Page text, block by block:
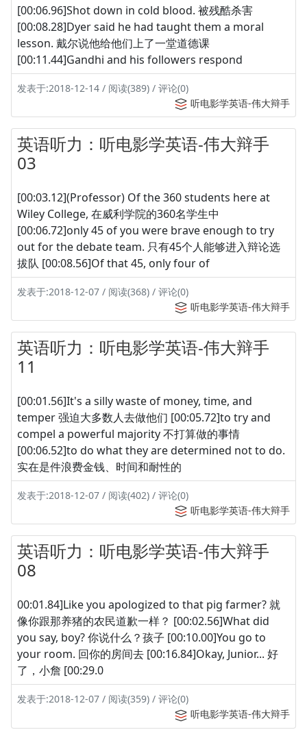
[00:06.96]Shot down in cold blood. 被残酷杀害
[00:08.28]Dyer said he had taught them a moral
lesson. 戴尔说他给他们上了一堂道德课
[00:11.44]Gandhi and his followers respond
发表于:2018-12-14 / 阅读(389) / 评论(0)
听电影学英语-伟大辩手
英语听力：听电影学英语-伟大辩手
03
[00:03.12](Professor) Of the 360 students here at
Wiley College, 在威利学院的360名学生中
[00:06.72]only 45 of you were brave enough to try
out for the debate team. 只有45个人能够进入辩论选
拔队 [00:08.56]Of that 45, only four of
发表于:2018-12-07 / 阅读(368) / 评论(0)
听电影学英语-伟大辩手
英语听力：听电影学英语-伟大辩手
11
[00:01.56]It's a silly waste of money, time, and
temper 强迫大多数人去做他们 [00:05.72]to try and
compel a powerful majority 不打算做的事情
[00:06.52]to do what they are determined not to do.
实在是件浪费金钱、时间和耐性的
发表于:2018-12-07 / 阅读(402) / 评论(0)
听电影学英语-伟大辩手
英语听力：听电影学英语-伟大辩手
08
00:01.84]Like you apologized to that pig farmer? 就
像你跟那养猪的农民道歉一样？ [00:02.56]What did
you say, boy? 你说什么？孩子 [00:10.00]You go to
your room. 回你的房间去 [00:16.84]Okay, Junior... 好
了，小詹 [00:29.0
发表于:2018-12-07 / 阅读(359) / 评论(0)
听电影学英语-伟大辩手